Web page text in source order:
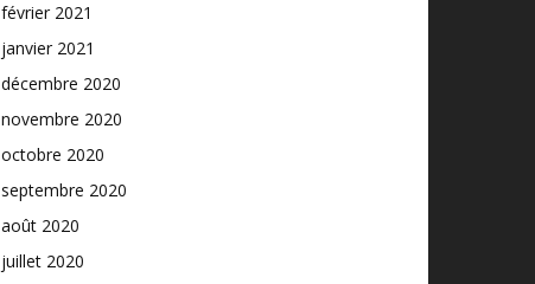
février 2021
janvier 2021
décembre 2020
novembre 2020
octobre 2020
septembre 2020
août 2020
juillet 2020